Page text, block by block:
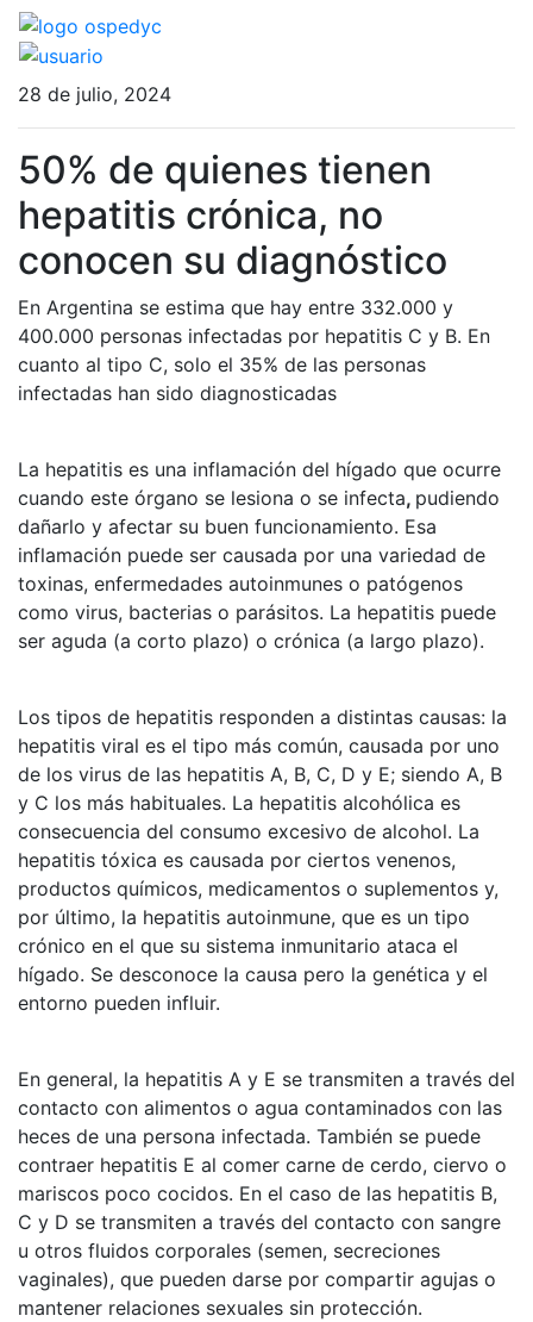
28 de julio, 2024
50% de quienes tienen
hepatitis crónica, no
conocen su diagnóstico
En Argentina se estima que hay entre 332.000 y
400.000 personas infectadas por hepatitis C y B. En
cuanto al tipo C, solo el 35% de las personas
infectadas han sido diagnosticadas
La hepatitis es una inflamación del hígado que ocurre
cuando este órgano se lesiona o se infecta, pudiendo
dañarlo y afectar su buen funcionamiento. Esa
inflamación puede ser causada por una variedad de
toxinas, enfermedades autoinmunes o patógenos
como virus, bacterias o parásitos. La hepatitis puede
ser aguda (a corto plazo) o crónica (a largo plazo).
Los tipos de hepatitis responden a distintas causas: la
hepatitis viral es el tipo más común, causada por uno
de los virus de las hepatitis A, B, C, D y E; siendo A, B
y C los más habituales. La hepatitis alcohólica es
consecuencia del consumo excesivo de alcohol. La
hepatitis tóxica es causada por ciertos venenos,
productos químicos, medicamentos o suplementos y,
por último, la hepatitis autoinmune, que es un tipo
crónico en el que su sistema inmunitario ataca el
hígado. Se desconoce la causa pero la genética y el
entorno pueden influir.
En general, la hepatitis A y E se transmiten a través del
contacto con alimentos o agua contaminados con las
heces de una persona infectada. También se puede
contraer hepatitis E al comer carne de cerdo, ciervo o
mariscos poco cocidos. En el caso de las hepatitis B,
C y D se transmiten a través del contacto con sangre
u otros fluidos corporales (semen, secreciones
vaginales), que pueden darse por compartir agujas o
mantener relaciones sexuales sin protección.